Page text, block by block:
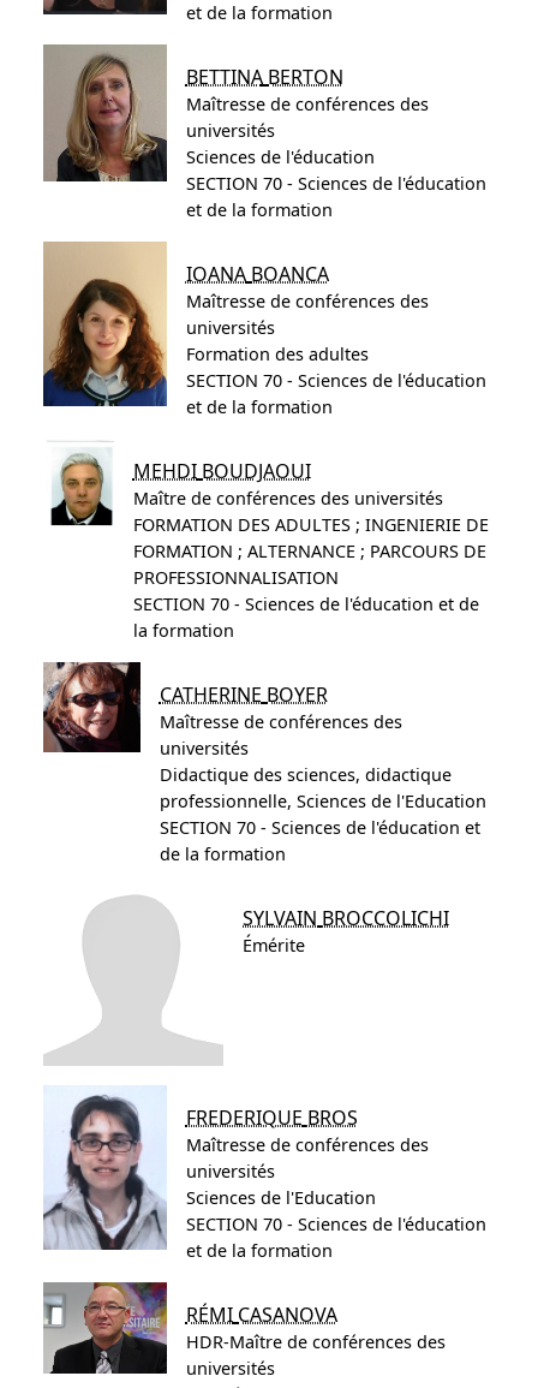
et de la formation
BETTINA BERTON
Maîtresse de conférences des
universités
Sciences de l'éducation
SECTION 70 - Sciences de l'éducation
et de la formation
IOANA BOANCA
Maîtresse de conférences des
universités
Formation des adultes
SECTION 70 - Sciences de l'éducation
et de la formation
MEHDI BOUDJAOUI
Maître de conférences des universités
FORMATION DES ADULTES ; INGENIERIE DE
FORMATION ; ALTERNANCE ; PARCOURS DE
PROFESSIONNALISATION
SECTION 70 - Sciences de l'éducation et de
la formation
CATHERINE BOYER
Maîtresse de conférences des
universités
Didactique des sciences, didactique
professionnelle, Sciences de l'Education
SECTION 70 - Sciences de l'éducation et
de la formation
SYLVAIN BROCCOLICHI
Émérite
FREDERIQUE BROS
Maîtresse de conférences des
universités
Sciences de l'Education
SECTION 70 - Sciences de l'éducation
et de la formation
RÉMI CASANOVA
HDR-Maître de conférences des
universités